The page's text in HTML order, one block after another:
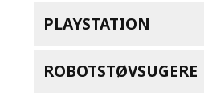
PLAYSTATION
ROBOTSTØVSUGERE